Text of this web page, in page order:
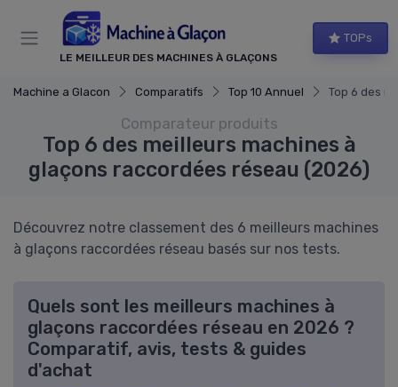
LE MEILLEUR DES MACHINES À GLAÇONS
TOPs
Machine a Glacon Comparatifs Top 10 Annuel Top 6 des
Comparateur produits
Top 6 des meilleurs machines à
glaçons raccordées réseau (2026)
Découvrez notre classement des 6 meilleurs machines
à glaçons raccordées réseau basés sur nos tests.
Quels sont les meilleurs machines à
glaçons raccordées réseau en 2026 ?
Comparatif, avis, tests & guides
d'achat
Panneau de gestion des cookies